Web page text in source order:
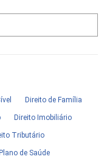
Direito de Família
Direito Imobiliário
Tributário
de Saúde